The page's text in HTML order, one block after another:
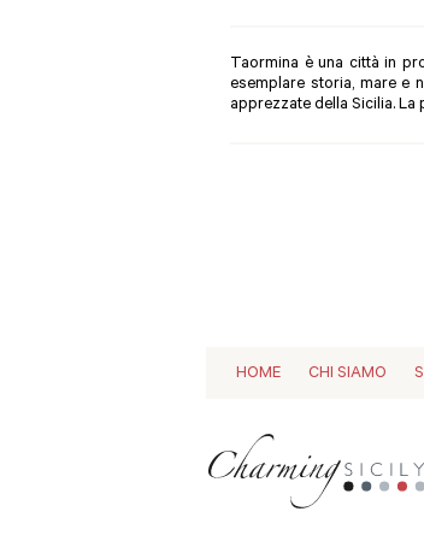
Taormina è una città in
esemplare storia, mare e
apprezzate della Sicilia. La
HOME CHI SIAMO